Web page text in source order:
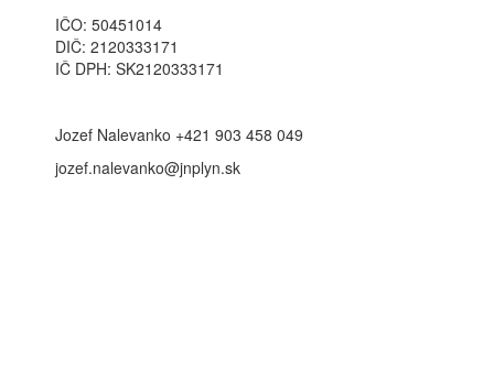
IČO: 50451014
DIČ: 2120333171
IČ DPH: SK2120333171
Jozef Nalevanko +421 903 458 049
jozef.nalevanko@jnplyn.sk